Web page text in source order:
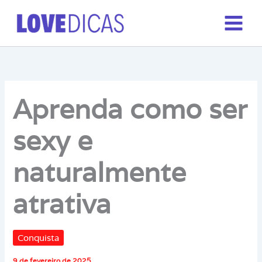
para
Aprenda como ser
sexy e
naturalmente
atrativa
Conquista